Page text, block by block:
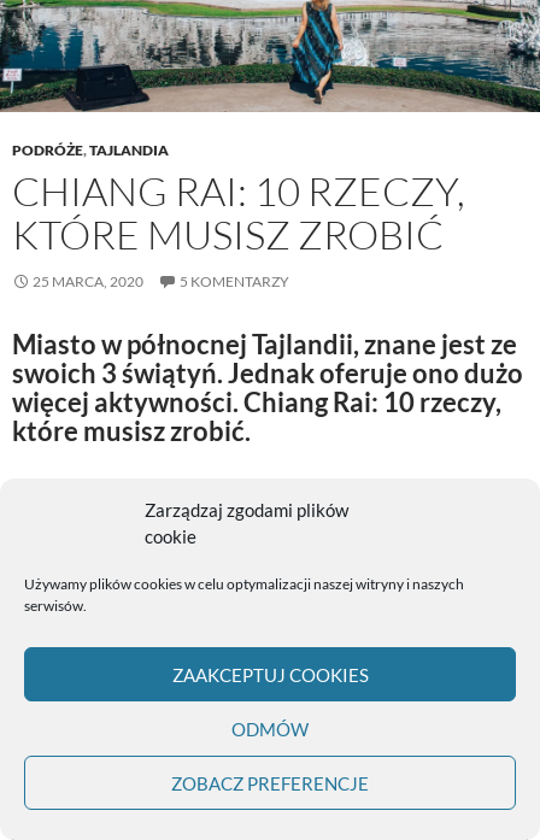
PODRÓŻE,TAJLANDIA
CHIANG RAI: 10 RZECZY,
KTÓRE MUSISZ ZROBIĆ
25 MARCA, 2020 5 KOMENTARZY
Miasto w północnej Tajlandii, znane jest ze
swoich 3 świątyń. Jednak oferuje ono dużo
więcej aktywności. Chiang Rai: 10 rzeczy,
które musisz zrobić.
Zwiedzić Niebieską świątynię
Tak, niebieską, a nie w pierwszej kolejności Białą Świątynię.
Niebieska jest przepiękna, autentyczna, a przede wszystkim
nie tak oblegana przez turystów. Przepiękny odcień
moja ulubiona świątynia w Tajlandii.
Zarządzaj zgodami plików
cookie
Używamy plików cookies w celu optymalizacji naszej witryny i naszych
serwisów.
ZAAKCEPTUJ COOKIES
ODMÓW
ZOBACZ PREFERENCJE